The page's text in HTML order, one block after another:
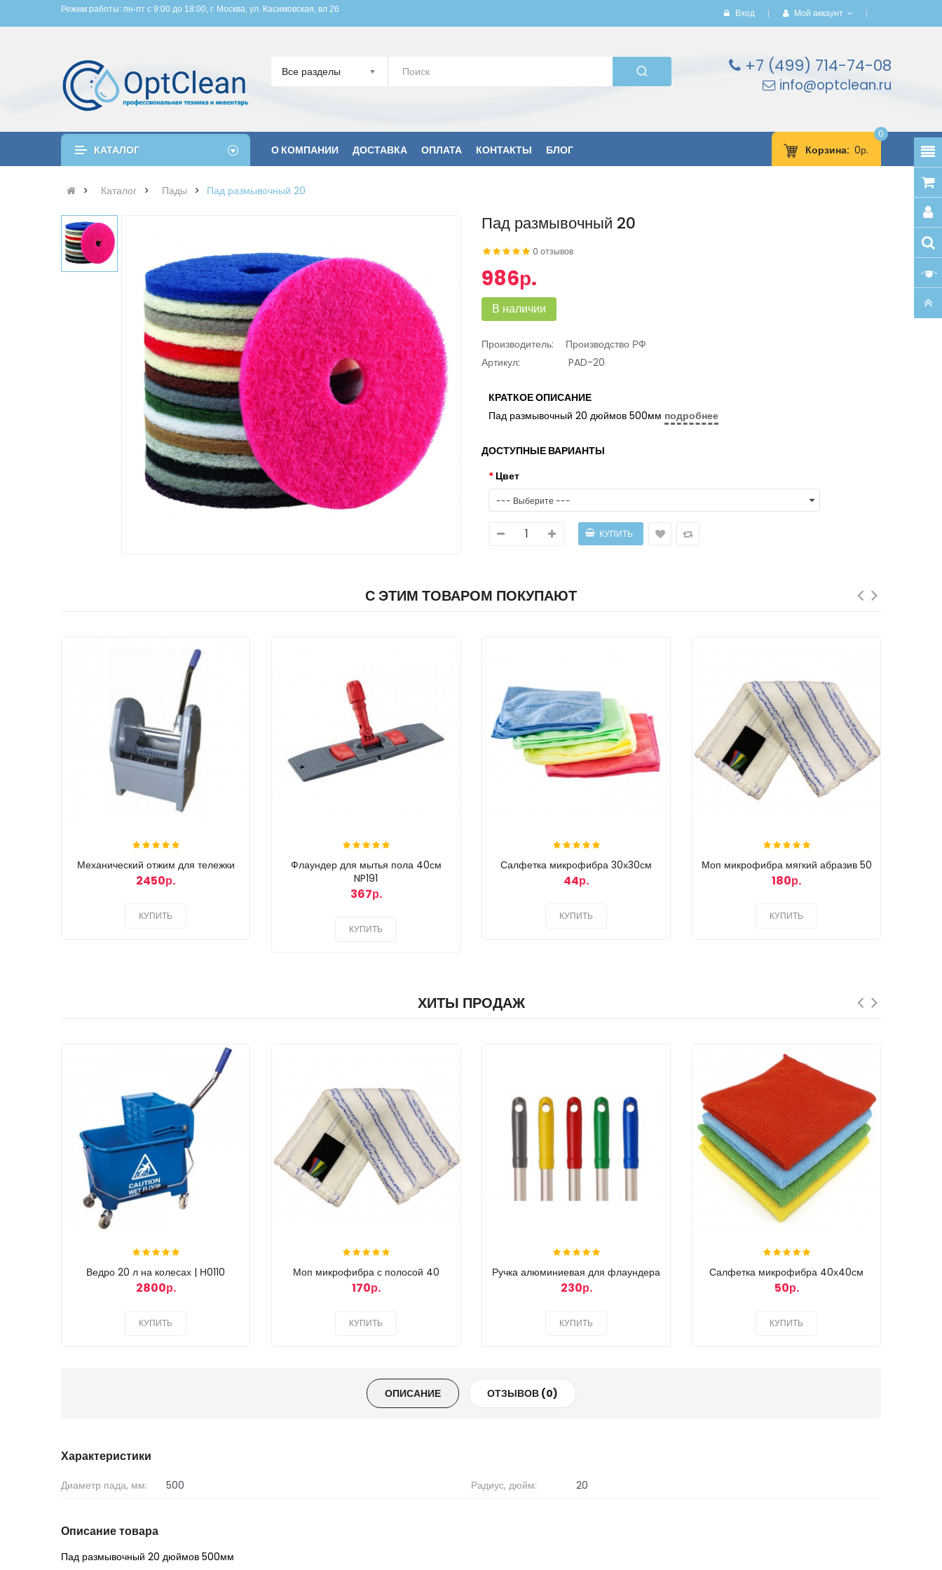
Режим работы: пн-пт с 9:00 до 18:00, г. Москва, ул. Касимовская, вл 26 Вход Мой аккаунт
Все разделы +7 (499) 714-74-08
info@optclean.ru
КАТАЛОГ О КОМПАНИИ ДОСТАВКА ОПЛАТА КОНТАКТЫ БЛОГ Корзина
0
0р.
Каталог Пады Пад размывочный 20
Пад размывочный 20
0 отзывов
986р.
В наличии
Производитель:
Производство РФ
Артикул:
PAD-20
КРАТКОЕ ОПИСАНИЕ
Пад размывочный 20 дюймов 500мм подробнее
ДОСТУПНЫЕ ВАРИАНТЫ
Цвет
С ЭТИМ ТОВАРОМ ПОКУПАЮТ
Механический отжим для тележки
2450р.
КУПИТЬ
Флаундер для мытья пола 40см
NP191
367р.
КУПИТЬ
Салфетка микрофибра 30х30см
44р.
КУПИТЬ
Моп микрофибра мягкий абразив 50
180р.
КУПИТЬ
ХИТЫ ПРОДАЖ
Ведро 20 л на колесах | Н0110
2800р.
КУПИТЬ
Моп микрофибра с полосой 40
170р.
КУПИТЬ
Ручка алюминиевая для флаундера
230р.
КУПИТЬ
Салфетка микрофибра 40х40см
50р.
КУПИТЬ
ОПИСАНИЕ ОТЗЫВОВ (0)
Характеристики
Диаметр пада, мм: 500 Радиус, дюйм: 20
Описание товара
Пад размывочный 20 дюймов 500мм